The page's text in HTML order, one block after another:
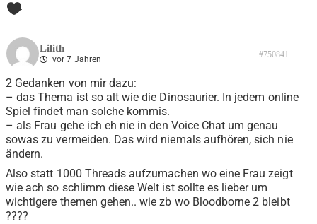
4
Lilith
vor 7 Jahren #750841
2 Gedanken von mir dazu:
– das Thema ist so alt wie die Dinosaurier. In jedem online
Spiel findet man solche kommis.
– als Frau gehe ich eh nie in den Voice Chat um genau
sowas zu vermeiden. Das wird niemals aufhören, sich nie
ändern.
Also statt 1000 Threads aufzumachen wo eine Frau zeigt
wie ach so schlimm diese Welt ist sollte es lieber um
wichtigere themen gehen.. wie zb wo Bloodborne 2 bleibt
????